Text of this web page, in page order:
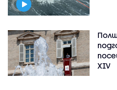
XIV